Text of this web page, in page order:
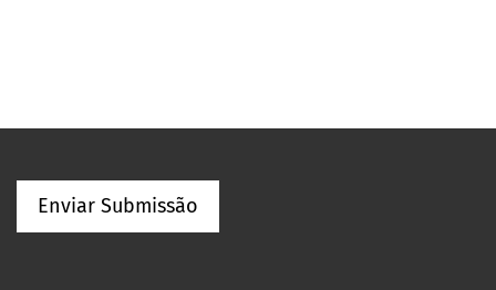
Enviar Submissão